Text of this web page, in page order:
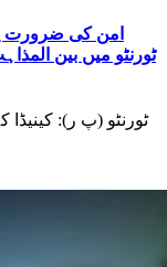
امن کی ضرورت
ٹورنٹو میں بین
ٹورنٹو (پ ر):